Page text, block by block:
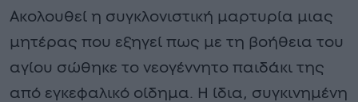
Ακολουθεί η συγκλονιστική μαρτυρία μιας
μητέρας που εξηγεί πως με τη βοήθεια του
αγίου σώθηκε το νεογέννητο παιδάκι της
από εγκεφαλικό οίδημα. Η ίδια, συγκινημένη